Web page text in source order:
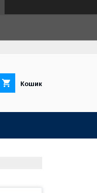
Кошик